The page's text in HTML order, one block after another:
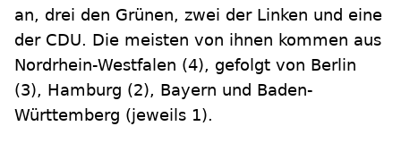
an, drei den Grünen, zwei der Linken und eine
der CDU. Die meisten von ihnen kommen aus
Nordrhein-Westfalen (4), gefolgt von Berlin
(3), Hamburg (2), Bayern und Baden-
Württemberg (jeweils 1).